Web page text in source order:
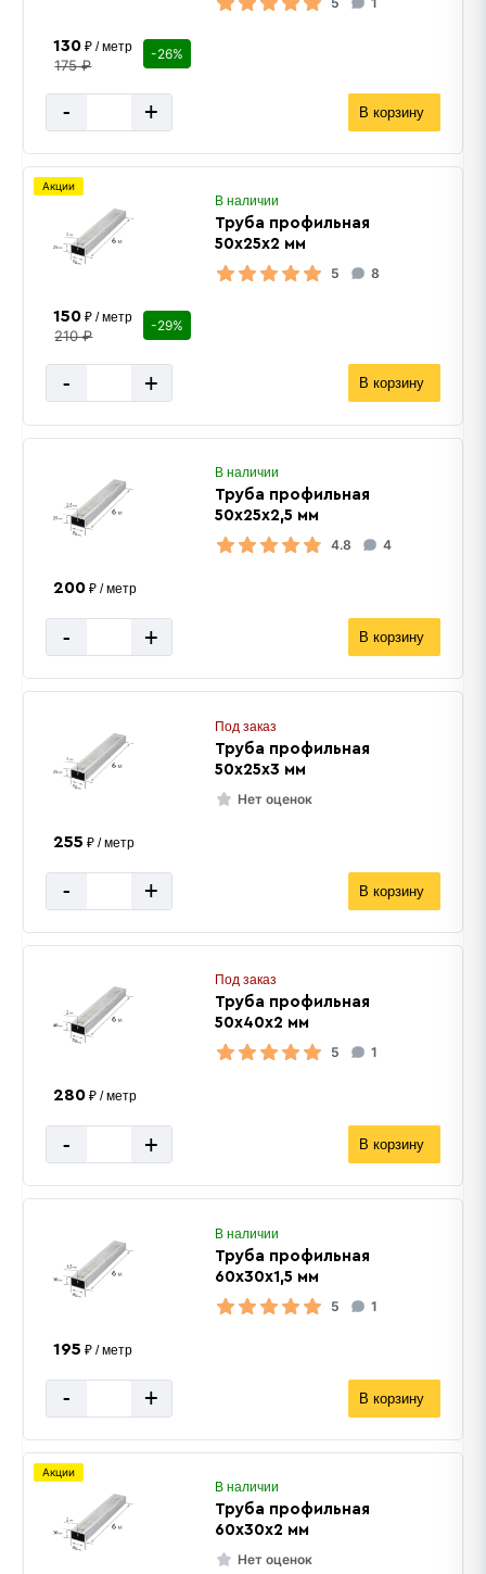
130 ₽ / метр
175 ₽
-26%
- + В корзину
Акции
В наличии
Труба профильная
50х25х2 мм
5
8
150 ₽ / метр
210 ₽
-29%
- + В корзину
В наличии
Труба профильная
50х25х2,5 мм
4.8
4
200 ₽ / метр
- + В корзину
Под заказ
Труба профильная
50х25х3 мм
Нет оценок
255 ₽ / метр
- + В корзину
Под заказ
Труба профильная
50х40х2 мм
5
1
280 ₽ / метр
- + В корзину
В наличии
Труба профильная
60х30х1,5 мм
5
1
195 ₽ / метр
- + В корзину
Акции
В наличии
Труба профильная
60х30х2 мм
Нет оценок